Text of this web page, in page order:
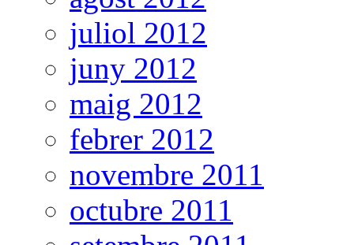
juliol 2012
juny 2012
maig 2012
febrer 2012
novembre 2011
octubre 2011